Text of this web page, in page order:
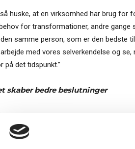
huske, at en virksomhed har brug for
for transformationer, andre gange
samme person, som er den bedste
med vores selverkendelse og
på det tidspunkt.”
skaber bedre beslutninger
er vi generelt tilbøjelige til at omgive
fordi vi taler samme sprog, har
at teams, der er diverse, træffer bedre